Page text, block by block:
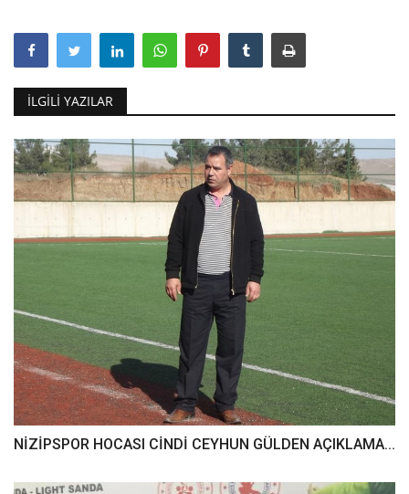
İLGILI YAZILAR
NİZİPSPOR HOCASI CİNDİ CEYHUN GÜLDEN AÇIKLAMA...